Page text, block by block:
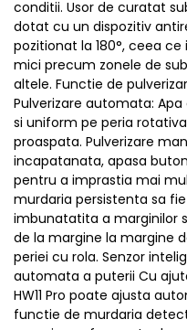
conditii. Usor de curatat
dotat cu un dispozitiv
pozitionat la 180°, ceea
mici precum zonele de
altele. Functie de
Pulverizare automata:
si uniform pe peria
proaspata. Pulverizare
incapatanata, apasa
pentru a imprastia mai
murdaria persistenta sa
imbunatatita a marginilor
de la margine la margine
periei cu rola. Senzor
automata a puterii Cu
HW11 Pro poate ajusta
functie de murdaria